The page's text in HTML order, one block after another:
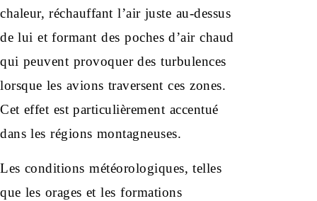
chaleur, réchauffant l’air juste au-dessus
de lui et formant des poches d’air chaud
qui peuvent provoquer des turbulences
lorsque les avions traversent ces zones.
Cet effet est particulièrement accentué
dans les régions montagneuses.
Les conditions météorologiques, telles
que les orages et les formations